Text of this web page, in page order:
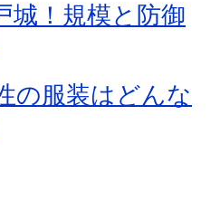
城！規模と防御
の服装はどんな